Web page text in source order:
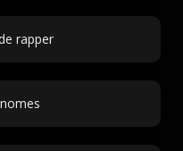
rapper